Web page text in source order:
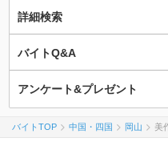
詳細検索
バイトQ&A
アンケート&プレゼント
バイトTOP 中国・四国 岡山 美